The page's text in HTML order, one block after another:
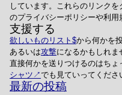
しています。これらのリンク
のプライバシーポリシーや利用
支援する
欲しいものリスト
から何かを
あるいは攻撃になるかもしれま
直接何かを送りつけるのはち
シャツ
でも見ていってくださ
最新の投稿